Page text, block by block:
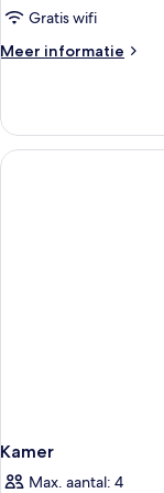
Gratis wifi
Meer informatie
Meer
Kamer
Max. aantal: 4